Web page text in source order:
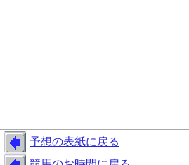
予想の表紙に戻る